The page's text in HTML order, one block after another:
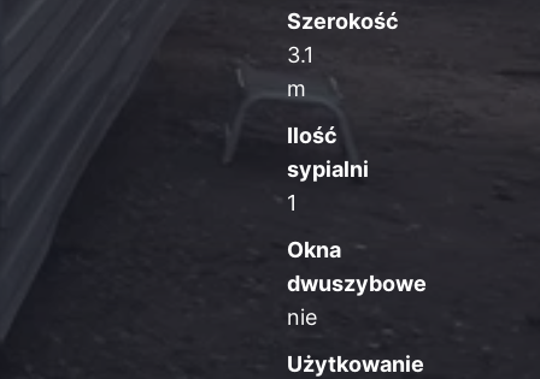
Szerokość
3.1
m
Ilość
sypialni
1
Okna
dwuszybowe
nie
Użytkowanie